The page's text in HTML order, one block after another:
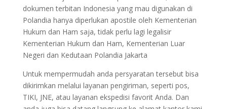
dokumen terbitan Indonesia yang mau digunakan di
Polandia hanya diperlukan apostile oleh Kementerian
Hukum dan Ham saja, tidak perlu lagi legalisir
Kementerian Hukum dan Ham, Kementerian Luar
Negeri dan Kedutaan Polandia Jakarta
Untuk mempermudah anda persyaratan tersebut bisa
dikirimkan melalui layanan pengiriman, seperti pos,
TIKI, JNE, atau layanan ekspedisi favorit Anda. Dan